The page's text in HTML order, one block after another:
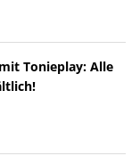
Tonieplay: Alle